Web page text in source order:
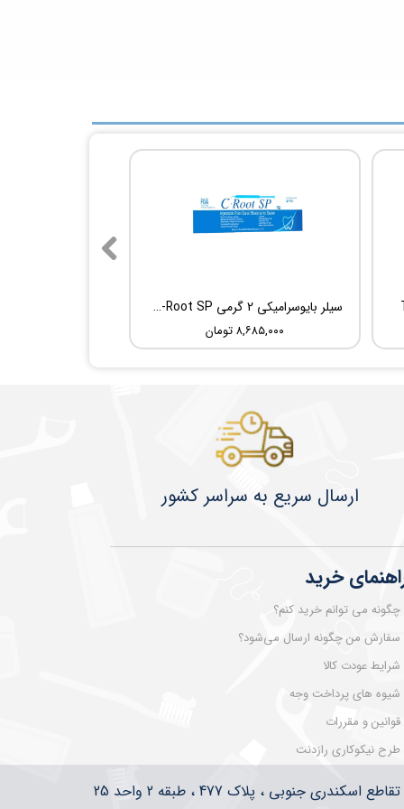
سیلر بایوسرامیکی 2 گرمی Root Dental Medical C-Root SP
۸,۶۸۵,۰۰۰ تومان
خرید
چگونه می توانم خرید کنم؟
سفارش من چگونه ارسال می‌شود؟
شرایط عودت کالا
شیوه های پرداخت وجه
قوانین و مقررات
طرح نیکوکاری رازدنت
جنوبی ، پلاک 477 ، طبقه 2 واحد 25
​​​​ارسال سریع به سراسر کشور